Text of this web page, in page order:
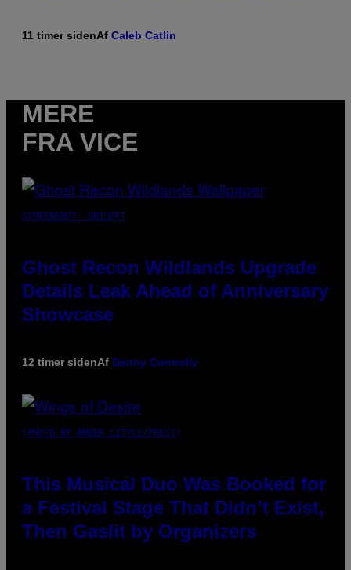
11 timer sidenAf Caleb Catlin
MERE
FRA VICE
SCREENSHOT: UBISOFT
Ghost Recon Wildlands Upgrade
Details Leak Ahead of Anniversary
Showcase
12 timer sidenAf Denny Connolly
(PHOTO BY AMBER LITTLE/PRESS)
This Musical Duo Was Booked for
a Festival Stage That Didn’t Exist,
Then Gaslit by Organizers